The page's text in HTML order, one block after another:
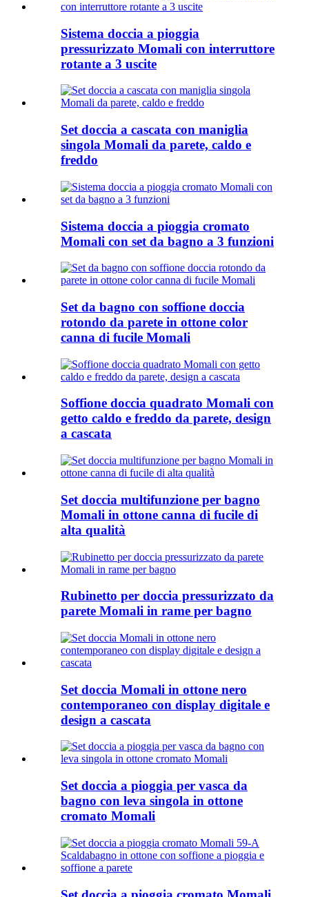
Sistema doccia a pioggia
pressurizzato Momali con interruttore
rotante a 3 uscite
Set doccia a cascata con maniglia
singola Momali da parete, caldo e
freddo
Sistema doccia a pioggia cromato
Momali con set da bagno a 3 funzioni
Set da bagno con soffione doccia
rotondo da parete in ottone color
canna di fucile Momali
Soffione doccia quadrato Momali con
getto caldo e freddo da parete, design
a cascata
Set doccia multifunzione per bagno
Momali in ottone canna di fucile di
alta qualità
Rubinetto per doccia pressurizzato da
parete Momali in rame per bagno
Set doccia Momali in ottone nero
contemporaneo con display digitale e
design a cascata
Set doccia a pioggia per vasca da
bagno con leva singola in ottone
cromato Momali